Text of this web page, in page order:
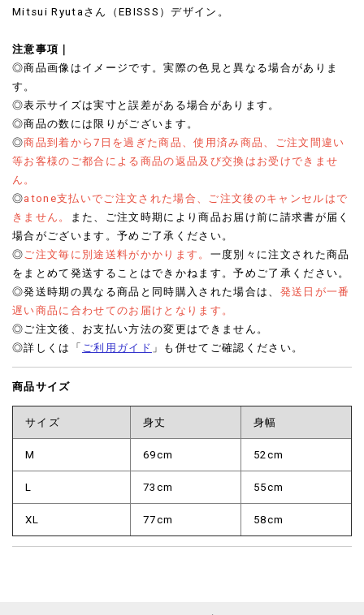
Mitsui Ryutaさん（EBISSS）デザイン。
注意事項｜
◎商品画像はイメージです。実際の色見と異なる場合がありま
す。
◎表示サイズは実寸と誤差がある場合があります。
◎商品の数には限りがございます。
◎商品到着から7日を過ぎた商品、使用済み商品、ご注文間違い
等お客様のご都合による商品の返品及び交換はお受けできませ
ん。
◎atone支払いでご注文された場合、ご注文後のキャンセルはで
きません。
また、ご注文時期により商品お届け前に請求書が届く
場合がございます。予めご了承ください。
◎ご注文毎に別途送料がかかります。 一度別々に注文された商品
をまとめて発送することはできかねます。予めご了承ください。
◎発送時期の異なる商品と同時購入された場合は、 発送日が一番
遅い商品に合わせてのお届けとなります。
◎ご注文後、お支払い方法の変更はできません。
◎詳しくは「 ご利用ガイド 」も併せてご確認ください。
商品サイズ
サイズ 身丈 身幅
M 69cm 52cm
L 73cm 55cm
XL 77cm 58cm